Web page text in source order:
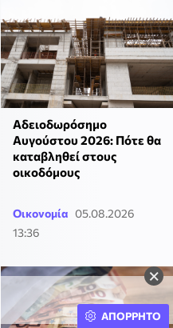
×
Αδειοδωρόσημο
Αυγούστου 2026: Πότε θα
καταβληθεί στους
οικοδόμους
Οικονομία 05.08.2026
13:36
ΑΠΟΡΡΗΤΟ